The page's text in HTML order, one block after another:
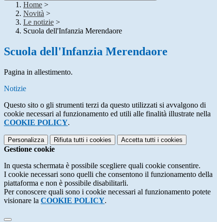
Home >
Novità >
Le notizie >
Scuola dell'Infanzia Merendaore
Scuola dell'Infanzia Merendaore
Pagina in allestimento.
Notizie
Questo sito o gli strumenti terzi da questo utilizzati si avvalgono di
cookie necessari al funzionamento ed utili alle finalità illustrate nella
COOKIE POLICY.
Personalizza Rifiuta tutti i cookies Accetta tutti i cookies
Gestione cookie
In questa schermata è possibile scegliere quali cookie consentire.
I cookie necessari sono quelli che consentono il funzionamento della
piattaforma e non è possibile disabilitarli.
Per conoscere quali sono i cookie necessari al funzionamento potete
visionare la COOKIE POLICY.